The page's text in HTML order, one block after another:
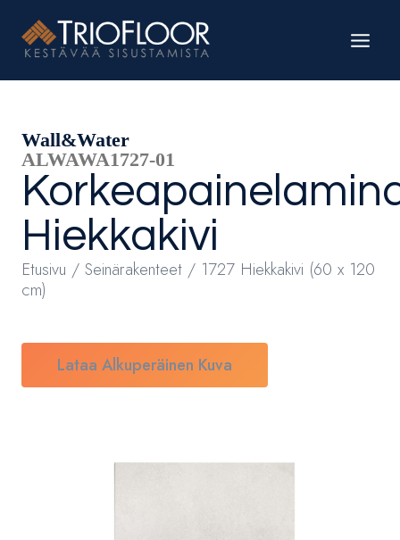
sisältöön
Wall&Water
ALWAWA1727-01
Hiekkakivi
Etusivu / Seinärakenteet / 1727 Hiekkakivi (60 x 120
cm)
Lataa Alkuperäinen Kuva